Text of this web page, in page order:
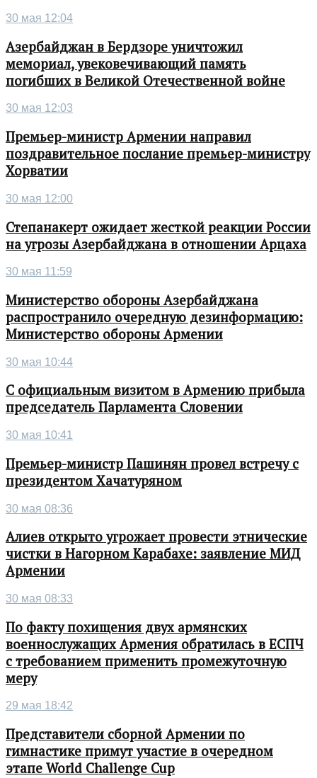
30 мая 12:04
Азербайджан в Бердзоре уничтожил
мемориал, увековечивающий память
погибших в Великой Отечественной войне
30 мая 12:03
Премьер-министр Армении направил
поздравительное послание премьер-министру
Хорватии
30 мая 12:00
Степанакерт ожидает жесткой реакции России
на угрозы Азербайджана в отношении Арцаха
30 мая 11:59
Министерство обороны Азербайджана
распространило очередную дезинформацию:
Министерство обороны Армении
30 мая 10:44
С официальным визитом в Армению прибыла
председатель Парламента Словении
30 мая 10:41
Премьер-министр Пашинян провел встречу с
президентом Хачатуряном
30 мая 08:36
Алиев открыто угрожает провести этнические
чистки в Нагорном Карабахе: заявление МИД
Армении
30 мая 08:33
По факту похищения двух армянских
военнослужащих Армения обратилась в ЕСПЧ
с требованием применить промежуточную
меру
29 мая 18:42
Представители сборной Армении по
гимнастике примут участие в очередном
этапе World Challenge Cup